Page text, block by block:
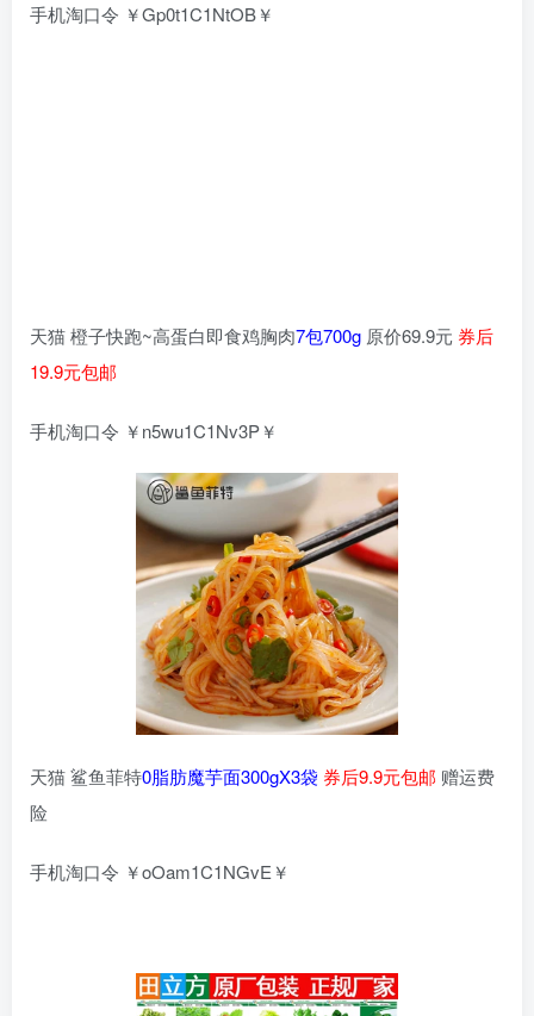
手机淘口令 ￥Gp0t1C1NtOB￥
天猫 橙子快跑~高蛋白即食鸡胸肉7包700g 原价69.9元 券后
19.9元包邮
手机淘口令 ￥n5wu1C1Nv3P￥
天猫 鲨鱼菲特0脂肪魔芋面300gX3袋 券后9.9元包邮 赠运费
险
手机淘口令 ￥oOam1C1NGvE￥